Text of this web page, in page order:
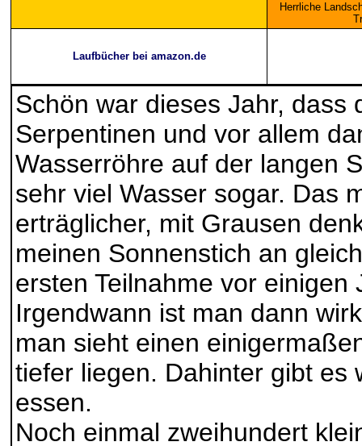
Herrliche
Laufbücher bei amazon.de
Schön war dieses Jahr, dass
Serpentinen und vor allem
Wasserröhre auf der langen
sehr viel Wasser sogar. Das
erträglicher, mit Grausen
meinen Sonnenstich an
ersten Teilnahme vor einigen
Irgendwann ist man dann
man sieht einen
tiefer liegen. Dahinter gibt es
essen.
Noch einmal zweihundert